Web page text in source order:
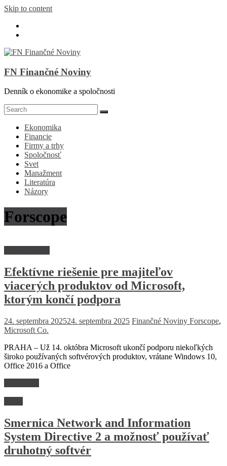
Skip to content
FN Finančné Noviny
Denník o ekonomike a spoločnosti
Ekonomika
Financie
Firmy a trhy
Spoločnosť
Svet
Manažment
Literatúra
Názory
Forscope
Efektívne riešenie pre majiteľov
viacerých produktov od Microsoft,
ktorým končí podpora
24. septembra 202524. septembra 2025 Finančné Noviny Forscope,
Microsoft Co.
PRAHA – Už 14. októbra Microsoft ukončí podporu niekoľkých
široko používaných softvérových produktov, vrátane Windows 10,
Office 2016 a Office
Smernica Network and Information
System Directive 2 a možnosť používať
druhotný softvér